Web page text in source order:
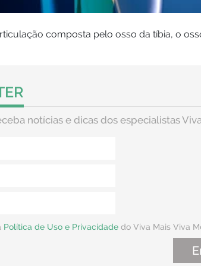
composta pelo osso da tíbia, o
notícias e dicas dos especialistas
Política de Uso e Privacidade do Viva Mais Viva